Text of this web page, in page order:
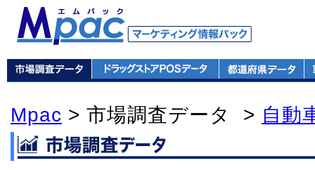
Mpac > 市場調査データ > 自動